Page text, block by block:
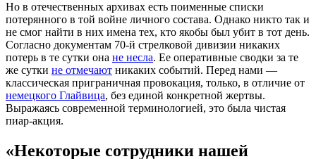
Но в отечественных архивах есть поименные списки
потерянного в той войне личного состава. Однако никто так и
не смог найти в них имена тех, кто якобы был убит в тот день.
Согласно документам 70-й стрелковой дивизии никаких
потерь в те сутки она не несла. Ее оперативные сводки за те
же сутки не отмечают никаких событий. Перед нами —
классическая приграничная провокация, только, в отличие от
немецкого Глайвица, без единой конкретной жертвы.
Выражаясь современной терминологией, это была чистая
пиар-акция.
«Некоторые сотрудники нашей